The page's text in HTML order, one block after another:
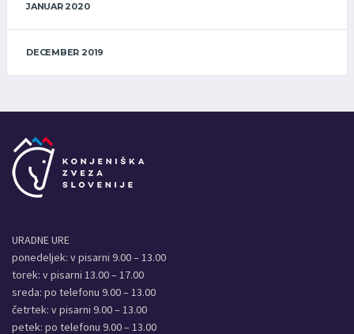
JANUAR 2020
DECEMBER 2019
URADNE URE
ponedeljek: v pisarni 9.00 – 13.00
torek: v pisarni 13.00 – 17.00
sreda: po telefonu 9.00 – 13.00
četrtek: v pisarni 9.00 – 13.00
petek: po telefonu 9.00 – 13.00